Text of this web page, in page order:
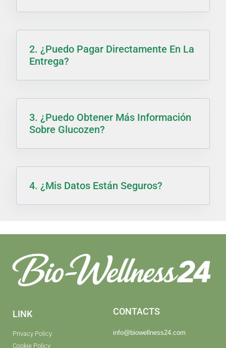
2. ¿Puedo Pagar Directamente En La
Entrega?
3. ¿Puedo Obtener Más Información
Sobre Glucozen?
4. ¿Mis Datos Están Seguros?
LINK
Privacy Policy
Cookie Policy
CONTACTS
info@biowellness24.com